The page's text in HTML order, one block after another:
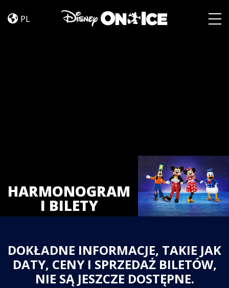
PL
HARMONOGRAM
I BILETY
DOKŁADNE INFORMACJE, TAKIE JAK
DATY, CENY I SPRZEDAŻ BILETÓW,
NIE SĄ JESZCZE DOSTĘPNE.